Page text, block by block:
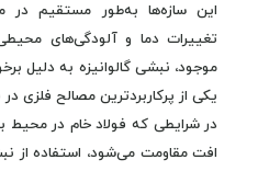
این سازه‌ها به‌طور مستقیم
تغییرات دما و آلودگی‌های
موجود، نبشی گالوانیزه به دلیل
یکی از پرکاربردترین مصالح فلزی
در شرایطی که فولاد خام در محیط
افت مقاومت می‌شود، استفاده از